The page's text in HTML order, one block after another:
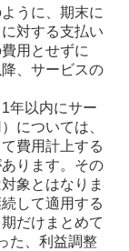
うに、期末に
対する支払い
用とせずに
、サービスの
年以内にサー
については、
費用計上する
ります。その
象とはなりま
して適用する
だけまとめて
た、利益調整